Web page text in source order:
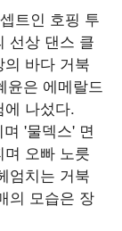
트인 호핑 투
선상 댄스 클
바다 거북
윤은 에메랄드
나섰다.
'물덱스' 면
오빠 노릇
엄치는 거북
의 모습은 장